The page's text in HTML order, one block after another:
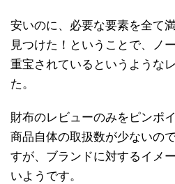
安いのに、必要な要素を全て
見つけた！ということで、ノ
重宝されているというような
た。
財布のレビューのみをピンポ
商品自体の取扱数が少ないの
すが、ブランドに対するイメ
いようです。